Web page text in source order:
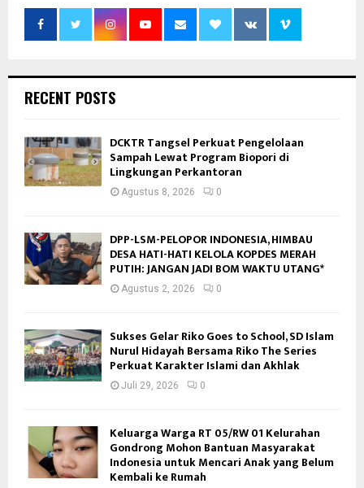
RECENT POSTS
DCKTR Tangsel Perkuat Pengelolaan
Sampah Lewat Program Biopori di
Lingkungan Perkantoran
Agustus 8, 2026 0
DPP-LSM-PELOPOR INDONESIA, HIMBAU
DESA HATI-HATI KELOLA KOPDES MERAH
PUTIH: JANGAN JADI BOM WAKTU UTANG*
Agustus 2, 2026 0
Sukses Gelar Riko Goes to School, SD Islam
Nurul Hidayah Bersama Riko The Series
Perkuat Karakter Islami dan Akhlak
Juli 29, 2026 0
Keluarga Warga RT 05/RW 01 Kelurahan
Gondrong Mohon Bantuan Masyarakat
Indonesia untuk Mencari Anak yang Belum
Kembali ke Rumah